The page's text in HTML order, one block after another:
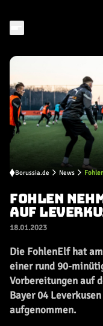
Borussia.de News
FOHLEN
AUF
18.01.2023
Die FohlenElf hat
einer rund 90-
Vorbereitungen auf
Bayer 04
aufgenommen.